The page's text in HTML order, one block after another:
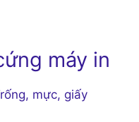
máy in
mực, giấy